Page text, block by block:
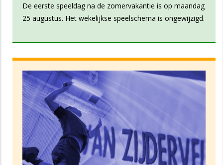
De eerste speeldag na de zomervakantie is op maandag
25 augustus. Het wekelijkse speelschema is ongewijzigd.